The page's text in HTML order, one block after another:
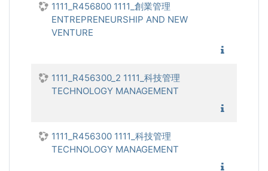
1111_R456800 1111_創業管理
ENTREPRENEURSHIP AND NEW
VENTURE
1111_R456300_2 1111_科技管理
TECHNOLOGY MANAGEMENT
1111_R456300 1111_科技管理
TECHNOLOGY MANAGEMENT